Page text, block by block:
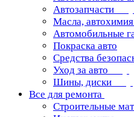
Автозапчасти
Масла, автохимия
Автомобильные
Покраска авто
Средства
Уход за авто
Шины, диски
Все для ремонта
Строительные